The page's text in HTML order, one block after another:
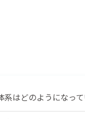
系はどのようになって